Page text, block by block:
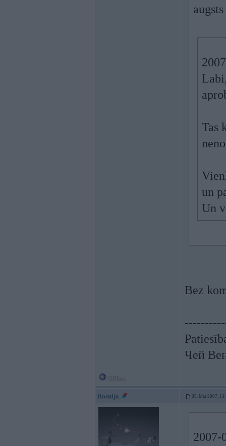
Tas
un
Un
Bez
Чей
Bosnija 05. Mar 2007,
2007-